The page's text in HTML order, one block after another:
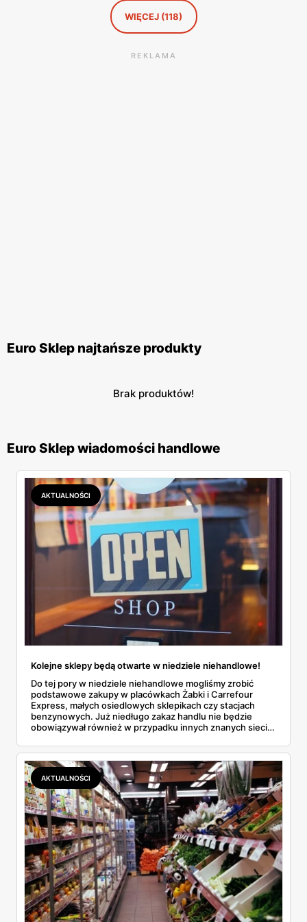
WIĘCEJ (118)
REKLAMA
Euro Sklep najtańsze produkty
Brak produktów!
Euro Sklep wiadomości handlowe
AKTUALNOŚCI
Kolejne sklepy będą otwarte w niedziele niehandlowe!
Do tej pory w niedziele niehandlowe mogliśmy zrobić
podstawowe zakupy w placówkach Żabki i Carrefour
Express, małych osiedlowych sklepikach czy stacjach
benzynowych. Już niedługo zakaz handlu nie będzie
obowiązywał również w przypadku innych znanych sieci.
naszego artykułu.
AKTUALNOŚCI